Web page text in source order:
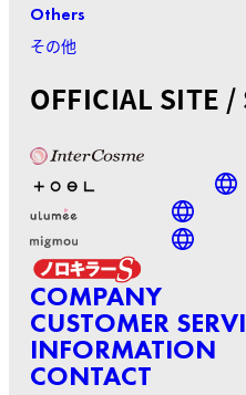
Others
その他
OFFICIAL SITE /
COMPANY
CUSTOMER
INFORMATION
CONTACT